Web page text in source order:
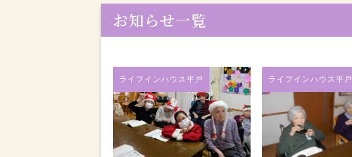
お知らせ一覧
ライフインハウス平戸 ライフインハウス平戸